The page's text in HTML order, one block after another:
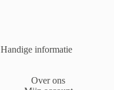
Handige informatie
Over ons